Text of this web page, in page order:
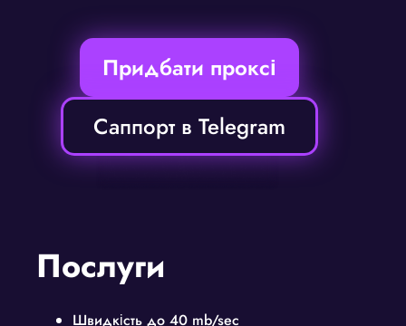
Придбати проксі
Саппорт в Telegram
Послуги
Швидкість до 40 mb/sec